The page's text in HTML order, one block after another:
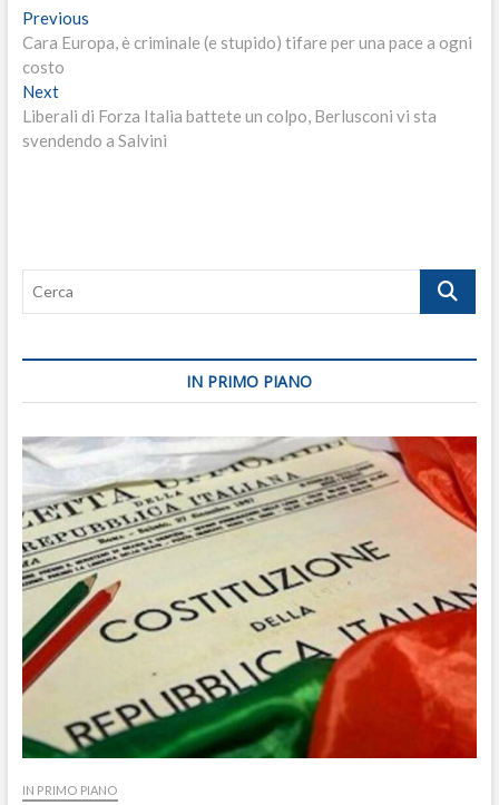
Navigazione
articoli
PreviousPrevious
post:
Cara Europa, è criminale (e stupido) tifare per una pace a ogni
costo
NextNext
post:
Liberali di Forza Italia battete un colpo, Berlusconi vi sta
svendendo a Salvini
Cerca
IN PRIMO PIANO
IN PRIMO PIANO